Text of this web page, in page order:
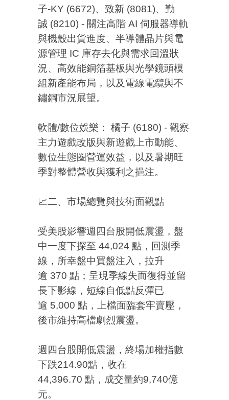
子-KY (6672)、致新 (8081)、勤
誠 (8210) - 關注高階 AI 伺服器導軌
與機殼出貨進度、半導體晶片與電
源管理 IC 庫存去化與需求回溫狀
況、高效能銅箔基板與光學鏡頭模
組新產能布局，以及電線電纜與不
鏽鋼市況展望。
軟體/數位娛樂： 橘子 (6180) - 觀察
主力遊戲改版與新遊戲上市動能、
數位生態圈營運效益，以及暑期旺
季對整體營收與獲利之挹注。
📈二、市場總覽與技術面觀點
受美股影響週四台股開低震盪，盤
中一度下探至 44,024 點，回測季
線，所幸盤中買盤注入，拉升
逾 370 點；呈現季線失而復得並留
長下影線，短線自低點反彈已
逾 5,000 點，上檔面臨套牢賣壓，
後市維持高檔劇烈震盪。
週四台股開低震盪，終場加權指數
下跌214.90點，收在
44,396.70 點，成交量約9,740億
元。